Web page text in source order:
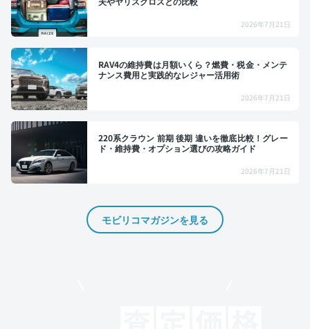
2026年7月21日
RAV4の維持費は月額いくら？燃費・税金・メンテ
ナンス費用と実践的なレジャー活用術
2026年7月21日
220系クラウン 前期 後期 違いを徹底比較！グレー
ド・維持費・オプション選びの攻略ガイド
2026年7月21日
モビリコマガジンを見る